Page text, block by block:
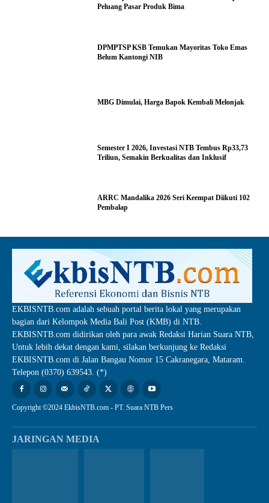
Peluang Pasar Produk Bima
DPMPTSP KSB Temukan Mayoritas Toko Emas
Belum Kantongi NIB
MBG Dimulai, Harga Bapok Kembali Melonjak
Semester I 2026, Investasi NTB Tembus Rp33,73
Triliun, Semakin Berkualitas dan Inklusif
ARRC Mandalika 2026 Seri Keempat Diikuti 102
Pembalap
EKBISNTB.com adalah sebuah portal berita lokal yang merupakan
bagian dari Kelompok Media Bali Post (KMB) di NTB.
EKBISNTB.com didirikan oleh para awak Redaksi Harian Suara NTB,
Untuk lebih dekat dengan kami, silakan berkunjung ke Redaksi
EKBISNTB.com di Jalan Bangau Nomor 15 Cakranegara, Mataram.
Telepon (0370) 639543. (*)
Copyright ©2024 EkbisNTB.com - PT. Suara NTB Pers
JARINGAN MEDIA